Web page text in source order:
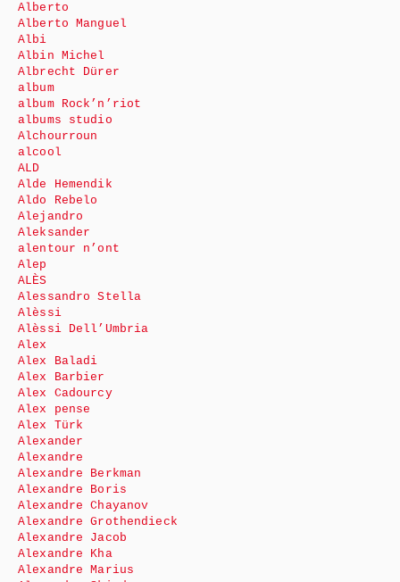
Alberto
Alberto Manguel
Albi
Albin Michel
Albrecht Dürer
album
album Rock’n’riot
albums studio
Alchourroun
alcool
ALD
Alde Hemendik
Aldo Rebelo
Alejandro
Aleksander
alentour n’ont
Alep
ALÈS
Alessandro Stella
Alèssi
Alèssi Dell’Umbria
Alex
Alex Baladi
Alex Barbier
Alex Cadourcy
Alex pense
Alex Türk
Alexander
Alexandre
Alexandre Berkman
Alexandre Boris
Alexandre Chayanov
Alexandre Grothendieck
Alexandre Jacob
Alexandre Kha
Alexandre Marius